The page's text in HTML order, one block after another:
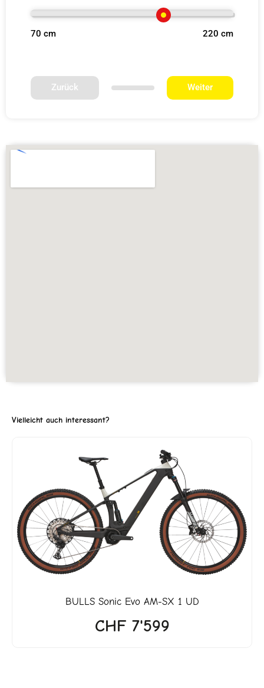
70 cm 220 cm
Zurück Weiter
Vielleicht auch interessant?
BULLSSonic Evo AM-SX 1 UD
CHF7'599